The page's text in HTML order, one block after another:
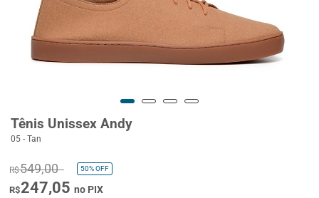
Tênis Unissex Andy
05 - Tan
R$549,00 50%OFF
R$247,05 no PIX